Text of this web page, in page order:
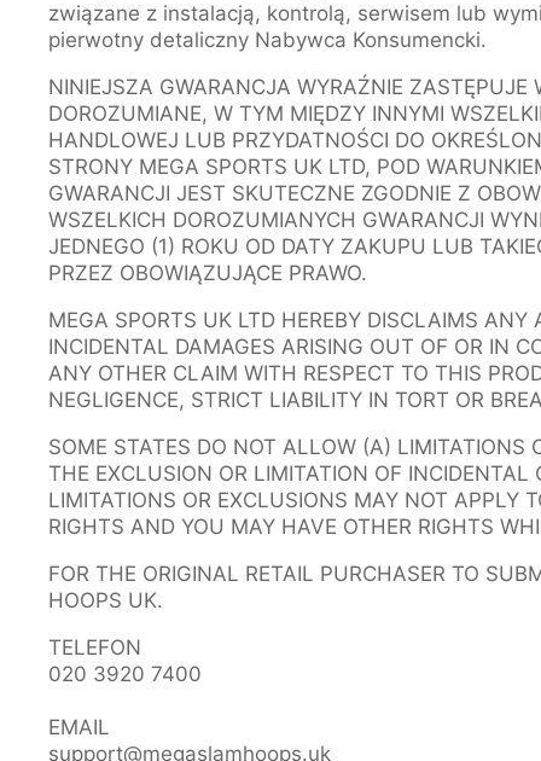
związane z instalacją, kontrolą, serwisem lub
pierwotny detaliczny Nabywca Konsumencki.
NINIEJSZA GWARANCJA WYRAŹNIE
DOROZUMIANE, W TYM MIĘDZY INNYMI
HANDLOWEJ LUB PRZYDATNOŚCI DO
STRONY MEGA SPORTS UK LTD, POD
GWARANCJI JEST SKUTECZNE ZGODNIE Z
WSZELKICH DOROZUMIANYCH GWARANCJI
JEDNEGO (1) ROKU OD DATY ZAKUPU LUB
PRZEZ OBOWIĄZUJĄCE PRAWO.
MEGA SPORTS UK LTD HEREBY DISCLAIMS
INCIDENTAL DAMAGES ARISING OUT OF OR IN
ANY OTHER CLAIM WITH RESPECT TO THIS
NEGLIGENCE, STRICT LIABILITY IN TORT OR
SOME STATES DO NOT ALLOW (A)
THE EXCLUSION OR LIMITATION OF
LIMITATIONS OR EXCLUSIONS MAY NOT APPLY
RIGHTS AND YOU MAY HAVE OTHER RIGHTS
FOR THE ORIGINAL RETAIL PURCHASER TO
HOOPS UK.
TELEFON
020 3920 7400
EMAIL
support@megaslamhoops.uk